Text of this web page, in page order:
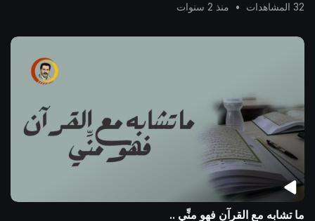
32 المشاهدات
• منذ 2 سنوات
ما تشابه مع القرآن فهو منِّي ..